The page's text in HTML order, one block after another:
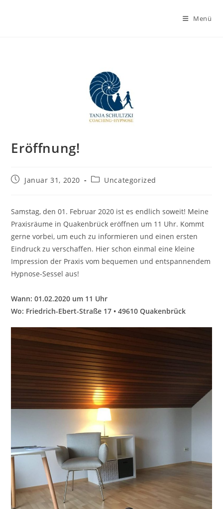
Menü
Eröffnung!
BeitragJanuar 31, 2020
Beitrags-
Uncategorized
Samstag, den 01. Februar 2020 ist es endlich soweit! Meine
Praxisräume in Quakenbrück eröffnen um 11 Uhr. Kommt
gerne vorbei, um euch zu informieren und einen ersten
Eindruck zu verschaffen. Hier schon einmal eine kleine
Impression der Praxis vom bequemen und entspannendem
Hypnose-Sessel aus!
Wann: 01.02.2020 um 11 Uhr
Wo: Friedrich-Ebert-Straße 17 • 49610 Quakenbrück